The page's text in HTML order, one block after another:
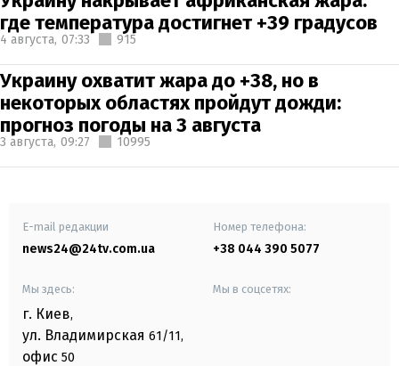
где температура достигнет +39 градусов
4 августа, 07:33 915
Украину охватит жара до +38, но в
некоторых областях пройдут дожди:
прогноз погоды на 3 августа
3 августа, 09:27 10995
E-mail редакции
news24@24tv.com.ua
Номер телефона:
+38 044 390 5077
Мы здесь:
г. Киев,
ул. Владимирская 61/11,
офис 50
Мы в соцсетях: